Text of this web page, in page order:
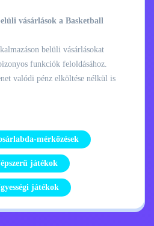
vásárlások a Basketball
belüli vásárlásokat
funkciók feloldásához.
valódi pénz elköltése nélkül is
mérkőzések
játékok
játékok